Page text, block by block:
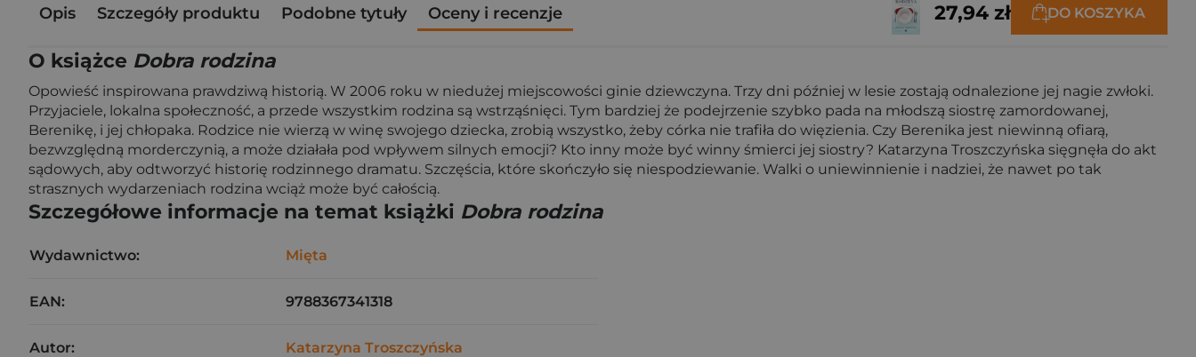
Opis Szczegóły produktu Podobne tytuły Oceny i recenzje 27,94 zł DO KOSZYKA
O książce Dobra rodzina
Opowieść inspirowana prawdziwą historią. W 2006 roku w niedużej miejscowości ginie dziewczyna. Trzy dni później w lesie zostają odnalezione jej nagie zwłoki.
Przyjaciele, lokalna społeczność, a przede wszystkim rodzina są wstrząśnięci. Tym bardziej że podejrzenie szybko pada na młodszą siostrę zamordowanej,
Berenikę, i jej chłopaka. Rodzice nie wierzą w winę swojego dziecka, zrobią wszystko, żeby córka nie trafiła do więzienia. Czy Berenika jest niewinną ofiarą,
bezwzględną morderczynią, a może działała pod wpływem silnych emocji? Kto inny może być winny śmierci jej siostry? Katarzyna Troszczyńska sięgnęła do akt
sądowych, aby odtworzyć historię rodzinnego dramatu. Szczęścia, które skończyło się niespodziewanie. Walki o uniewinnienie i nadziei, że nawet po tak
strasznych wydarzeniach rodzina wciąż może być całością.
Szczegółowe informacje na temat książki Dobra rodzina
Wydawnictwo: Mięta
EAN: 9788367341318
Autor: Katarzyna Troszczyńska